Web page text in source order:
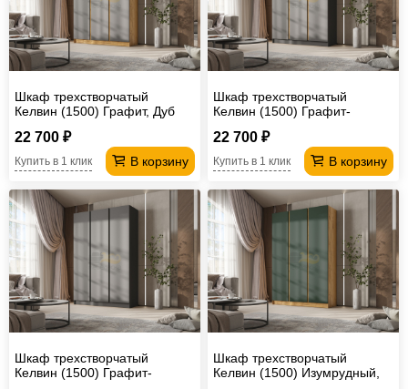
Шкаф трехстворчатый
Келвин (1500) Графит, Дуб
22 700 ₽
В корзину
Купить в 1 клик
Шкаф трехстворчатый
Келвин (1500) Графит-
22 700 ₽
В корзину
Купить в 1 клик
Шкаф трехстворчатый
Келвин (1500) Графит-
Шкаф трехстворчатый
Келвин (1500) Изумрудный,